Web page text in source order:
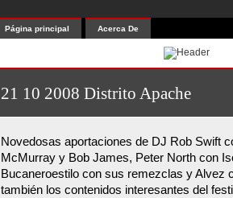
Página principal Acerca De
21 10 2008 Distrito Apache
Novedosas aportaciones de DJ Rob Swift
McMurray y Bob James, Peter North con
Bucaneroestilo con sus remezclas y Alvez
también los contenidos interesantes del